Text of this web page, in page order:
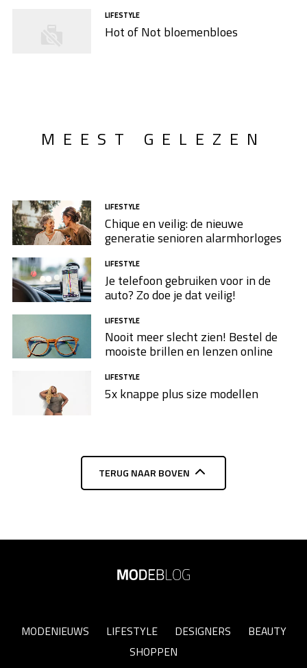
LIFESTYLE
Hot of Not bloemenbloes
MEEST GELEZEN
LIFESTYLE
Chique en veilig: de nieuwe
generatie senioren alarmhorloges
LIFESTYLE
Je telefoon gebruiken voor in de
auto? Zo doe je dat veilig!
LIFESTYLE
Nooit meer slecht zien! Bestel de
mooiste brillen en lenzen online
LIFESTYLE
5x knappe plus size modellen​
TERUG NAAR BOVEN
MODENIEUWS LIFESTYLE DESIGNERS
BEAUTY
SHOPPEN